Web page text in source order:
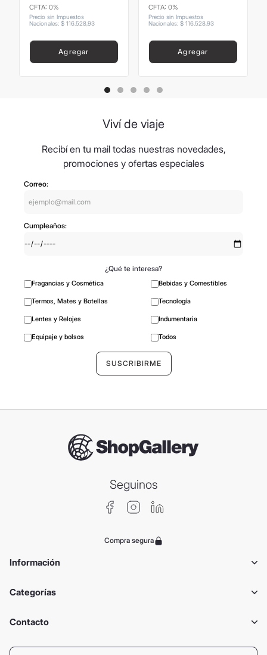
CFTA: 0%
Precio sin Impuestos
Nacionales: $ 11652893
Agregar
CFTA: 0%
Precio sin Impuestos
Nacionales: $ 11652893
Agregar
Viví de viaje
Recibí en tu mail todas nuestras novedades,
promociones y ofertas especiales
Correo:
Cumpleaños:
¿Qué te interesa?
Fragancias y Cosmética Bebidas y Comestibles
Termos, Mates y Botellas Tecnología
Lentes y Relojes Indumentaria
Equipaje y bolsos Todos
Seguinos
Compra segura
Información
Categorías
Contacto